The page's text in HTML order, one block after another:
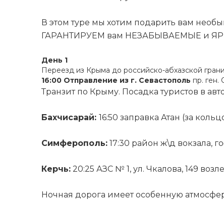
В этом туре мы хотим подарить вам
ГАРАНТИРУЕМ вам НЕЗАБЫВАЕМЫЕ и
День 1
Переезд из Крыма до российско-абхазской
16:00 Отправление из г. Севастополь пр. ген.
Транзит по Крыму. Посадка туристов в
Бахчисарай: 16:50 заправка Атан (за
Симферополь: 17:30 район ж\д вокзала,
Керчь: 20:25 АЗС № 1, ул. Чкалова, 149
Ночная дорога имеет особенную